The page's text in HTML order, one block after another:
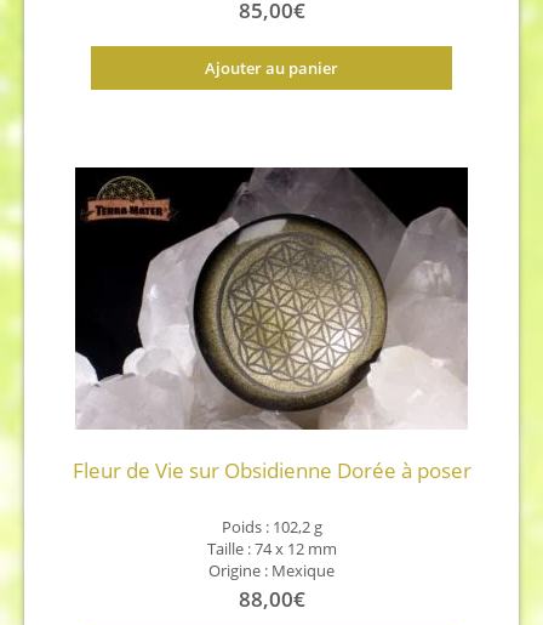
85,00€
Ajouter au panier
Fleur de Vie sur Obsidienne Dorée à poser
Poids : 102,2 g
Taille : 74 x 12 mm
Origine : Mexique
88,00€